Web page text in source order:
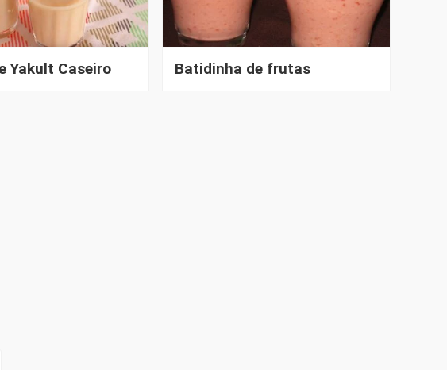
Yakult Caseiro Batidinha de frutas